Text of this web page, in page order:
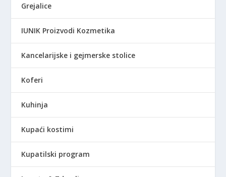
D
.
Grejalice
IUNIK Proizvodi Kozmetika
Kancelarijske i gejmerske stolice
Koferi
Kuhinja
Kupaći kostimi
Kupatilski program